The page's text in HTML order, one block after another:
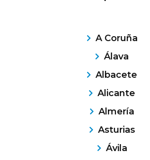
A Coruña
Álava
Albacete
Alicante
Almería
Asturias
Ávila